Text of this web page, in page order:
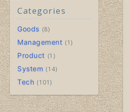
Categories
Goods 8
Management 1
Product 1
System 14
Tech 101